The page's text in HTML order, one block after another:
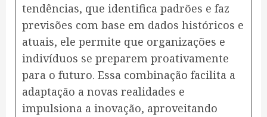
tendências, que identifica padrões e faz
previsões com base em dados históricos e
atuais, ele permite que organizações e
indivíduos se preparem proativamente
para o futuro. Essa combinação facilita a
adaptação a novas realidades e
impulsiona a inovação, aproveitando